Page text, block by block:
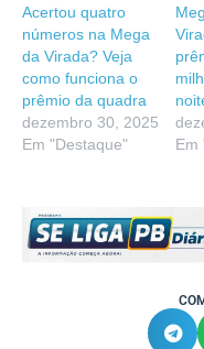
Acertou quatro
números na Mega
da Virada? Veja
como funciona o
prêmio da quadra
dezembro 30, 2025
Em "Destaque"
Em